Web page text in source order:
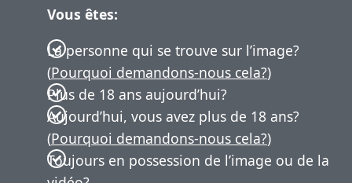
Vous êtes:
La personne qui se trouve sur l’image?
(Pourquoi demandons-nous cela?)
Plus de 18 ans aujourd’hui?
Aujourd’hui, vous avez plus de 18 ans?
(Pourquoi demandons-nous cela?)
Toujours en possession de l’image ou de la